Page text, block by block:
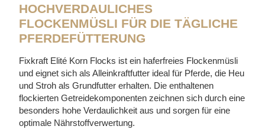
HOCHVERDAULICHES
FLOCKENMÜSLI FÜR DIE TÄGLICHE
PFERDEFÜTTERUNG
Fixkraft Elité Korn Flocks ist ein haferfreies Flockenmüsli
und eignet sich als Alleinkraftfutter ideal für Pferde, die Heu
und Stroh als Grundfutter erhalten. Die enthaltenen
flockierten Getreidekomponenten zeichnen sich durch eine
besonders hohe Verdaulichkeit aus und sorgen für eine
optimale Nährstoffverwertung.